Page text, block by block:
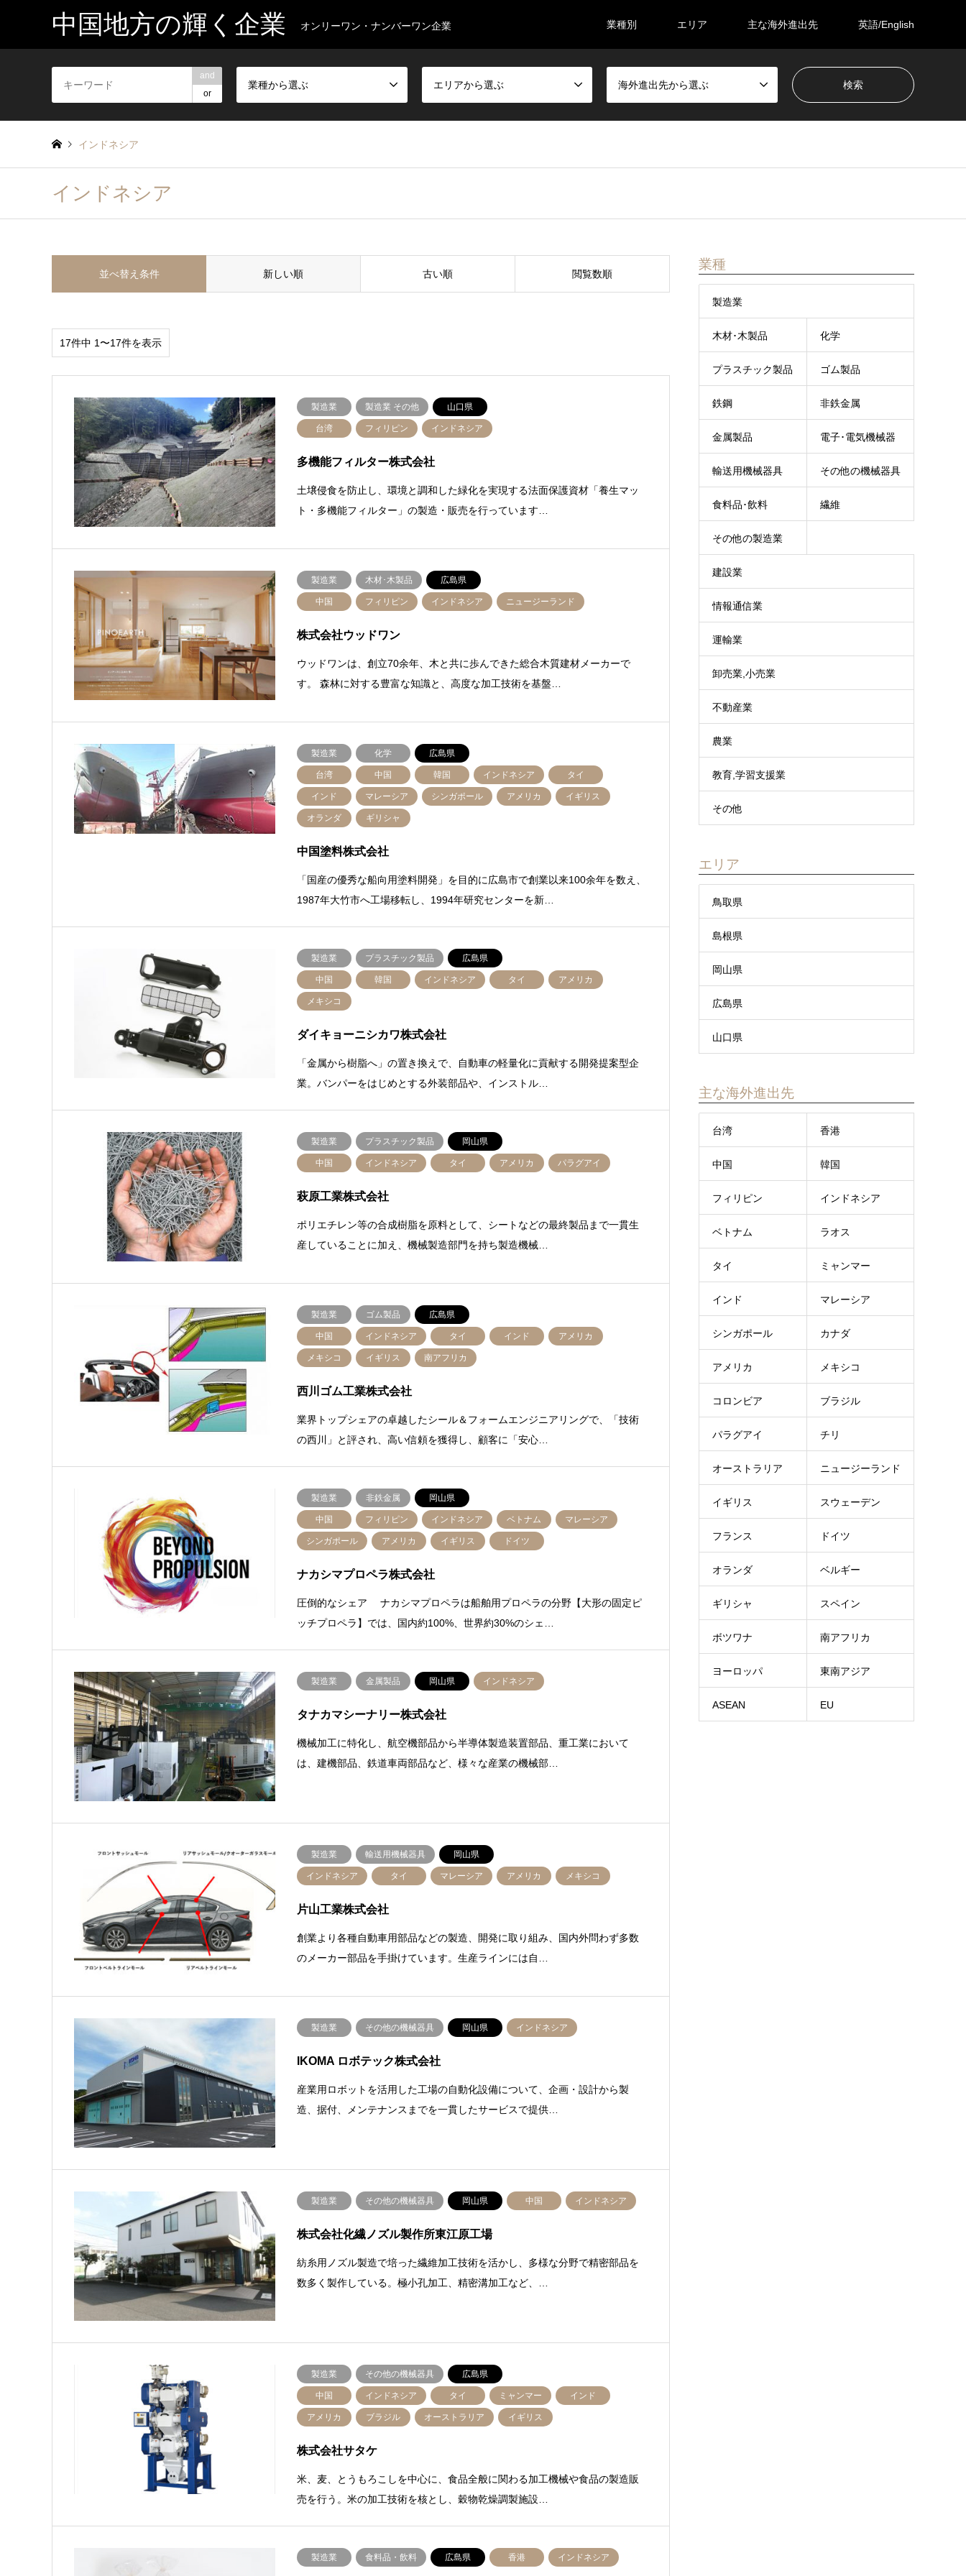
中国地方の輝く企業 オンリーワン・ナンバーワン企業 業種別 エリア 主な海外進出先 英語/English
and
or
業種から選ぶ エリアから選ぶ 海外進出先から選ぶ
インドネシア
インドネシア
並べ替え条件 新しい順 古い順 閲覧数順
17件中 1〜17件を表示
製造業 製造業 その他 山口県
台湾 フィリピン インドネシア
多機能フィルター株式会社
土壌侵食を防止し、環境と調和した緑化を実現する法面保護資材「養生マッ
ト・多機能フィルター」の製造・販売を行っています…
製造業 木材･木製品 広島県
中国 フィリピン インドネシア ニュージーランド
株式会社ウッドワン
ウッドワンは、創立70余年、木と共に歩んできた総合木質建材メーカーで
す。 森林に対する豊富な知識と、高度な加工技術を基盤…
製造業 化学 広島県
台湾 中国 韓国 インドネシア タイ
インド マレーシア シンガポール アメリカ イギリス
オランダ ギリシャ
中国塗料株式会社
「国産の優秀な船向用塗料開発」を目的に広島市で創業以来100余年を数え、
1987年大竹市へ工場移転し、1994年研究センターを新…
製造業 プラスチック製品 広島県
中国 韓国 インドネシア タイ アメリカ
メキシコ
ダイキョーニシカワ株式会社
「金属から樹脂へ」の置き換えで、自動車の軽量化に貢献する開発提案型企
業。バンパーをはじめとする外装部品や、インストル…
製造業 プラスチック製品 岡山県
中国 インドネシア タイ アメリカ パラグアイ
萩原工業株式会社
ポリエチレン等の合成樹脂を原料として、シートなどの最終製品まで一貫生
産していることに加え、機械製造部門を持ち製造機械…
製造業 ゴム製品 広島県
中国 インドネシア タイ インド アメリカ
メキシコ イギリス 南アフリカ
西川ゴム工業株式会社
業界トップシェアの卓越したシール＆フォームエンジニアリングで、「技術
の西川」と評され、高い信頼を獲得し、顧客に「安心…
製造業 非鉄金属 岡山県
中国 フィリピン インドネシア ベトナム マレーシア
シンガポール アメリカ イギリス ドイツ
ナカシマプロペラ株式会社
圧倒的なシェア ナカシマプロペラは船舶用プロペラの分野【大形の固定ピ
ッチプロペラ】では、国内約100%、世界約30%のシェ…
製造業 金属製品 岡山県 インドネシア
タナカマシーナリー株式会社
機械加工に特化し、航空機部品から半導体製造装置部品、重工業において
は、建機部品、鉄道車両部品など、様々な産業の機械部…
製造業 輸送用機械器具 岡山県
インドネシア タイ マレーシア アメリカ メキシコ
片山工業株式会社
創業より各種自動車用部品などの製造、開発に取り組み、国内外問わず多数
のメーカー部品を手掛けています。生産ラインには自…
製造業 その他の機械器具 岡山県 インドネシア
IKOMA ロボテック株式会社
産業用ロボットを活用した工場の自動化設備について、企画・設計から製
造、据付、メンテナンスまでを一貫したサービスで提供…
製造業 その他の機械器具 岡山県 中国 インドネシア
株式会社化繊ノズル製作所東江原工場
紡糸用ノズル製造で培った繊維加工技術を活かし、多様な分野で精密部品を
数多く製作している。極小孔加工、精密溝加工など、…
製造業 その他の機械器具 広島県
中国 インドネシア タイ ミャンマー インド
アメリカ ブラジル オーストラリア イギリス
株式会社サタケ
米、麦、とうもろこしを中心に、食品全般に関わる加工機械や食品の製造販
売を行う。米の加工技術を核とし、穀物乾燥調製施設…
製造業 食料品・飲料 広島県 香港 インドネシア
業種
製造業
木材･木製品 化学
プラスチック製品 ゴム製品
鉄鋼 非鉄金属
金属製品 電子･電気機械器
具
輸送用機械器具 その他の機械器具
食料品･飲料 繊維
その他の製造業
建設業
情報通信業
運輸業
卸売業,小売業
不動産業
農業
教育,学習支援業
その他
エリア
鳥取県
島根県
岡山県
広島県
山口県
主な海外進出先
台湾 香港
中国 韓国
フィリピン インドネシア
ベトナム ラオス
タイ ミャンマー
インド マレーシア
シンガポール カナダ
アメリカ メキシコ
コロンビア ブラジル
パラグアイ チリ
オーストラリア ニュージーランド
イギリス スウェーデン
フランス ドイツ
オランダ ベルギー
ギリシャ スペイン
ボツワナ 南アフリカ
ヨーロッパ 東南アジア
ASEAN EU